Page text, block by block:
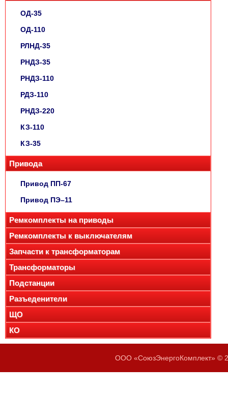
ОД-35
ОД-110
РЛНД-35
РНДЗ-35
РНДЗ-110
РДЗ-110
РНДЗ-220
КЗ-110
КЗ-35
Привода
Привод ПП-67
Привод ПЭ–11
Ремкомплекты на приводы
Ремкомплекты к выключателям
Запчасти к трансформаторам
Трансформаторы
Подстанции
Разъеденители
ЩО
КО
ООО «СоюзЭнергоКомплект» ©